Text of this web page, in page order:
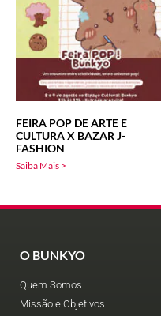
FEIRA POP DE ARTE E
CULTURA X BAZAR J-
FASHION
Saiba Mais >
O BUNKYO
Quem Somos
Missão e Objetivos